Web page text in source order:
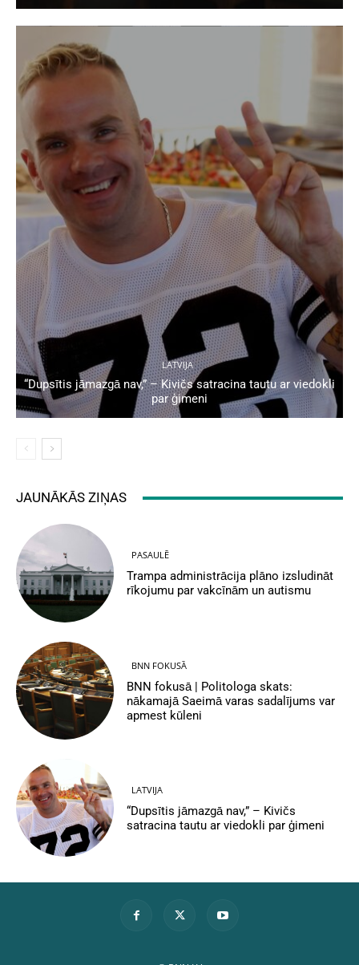
LATVIJA
“Dupsītis jāmazgā nav,” – Kivičs satracina tautu ar viedokli
par ģimeni
JAUNĀKĀS ZIŅAS
PASAULĒ
Trampa administrācija plāno izsludināt
rīkojumu par vakcīnām un autismu
BNN FOKUSĀ
BNN fokusā | Politologa skats:
nākamajā Saeimā varas sadalījums var
apmest kūleni
LATVIJA
“Dupsītis jāmazgā nav,” – Kivičs
satracina tautu ar viedokli par ģimeni